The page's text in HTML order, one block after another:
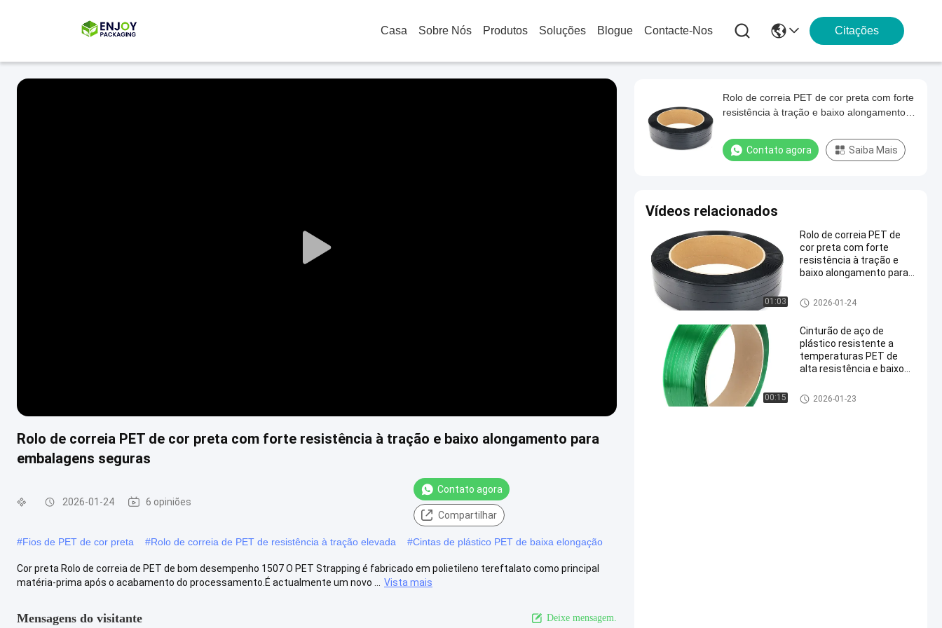
Casa Sobre Nós Produtos Soluções Blogue Contacte-Nos Citações
Play
Rolo de correia PET de cor preta com forte resistência à tração e baixo alongamento para
embalagens seguras
2026-01-24 6 opiniões
Contato agora
Compartilhar
#Fios de PET de cor preta #Rolo de correia de PET de resistência à tração elevada #Cintas de plástico PET de baixa elongação
Cor preta Rolo de correia de PET de bom desempenho 1507 O PET Strapping é fabricado em polietileno tereftalato como principal
matéria-prima após o acabamento do processamento.É actualmente um novo ...
Vista mais
Mensagens do visitante Deixe mensagem.
Rolo de correia PET de cor preta com forte
resistência à tração e baixo alongamento
Contato agora Saiba Mais
Vídeos relacionados
01:03
Rolo de correia PET de
cor preta com forte
resistência à tração e
baixo alongamento para
2026-01-24
00:15
Cinturão de aço de
plástico resistente a
temperaturas PET de
alta resistência e baixo
embalagens industriais
2026-01-23